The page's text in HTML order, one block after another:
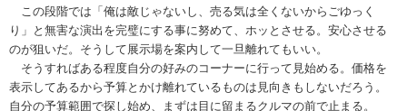
この段階では「俺は敵じゃないし、売る気は全くないからごゆっく
り」と無害な演出を完璧にする事に努めて、ホッとさせる。安心させる
のが狙いだ。そうして展示場を案内して一旦離れてもいい。
そうすればある程度自分の好みのコーナーに行って見始める。価格を
表示してあるから予算とかけ離れているものは見向きもしないだろう。
自分の予算範囲で探し始め、まずは目に留まるクルマの前で止まる。